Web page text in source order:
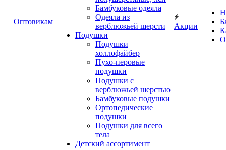
Оптовикам
Бамбуковые одеяла
Одеяла из
верблюжьей шерсти
Подушки
Подушки
холлофайбер
Пухо-перовые
подушки
Подушки с
верблюжьей шерстью
Бамбуковые подушки
Ортопедические
подушки
Подушки для всего
тела
Детский ассортимент
Акции